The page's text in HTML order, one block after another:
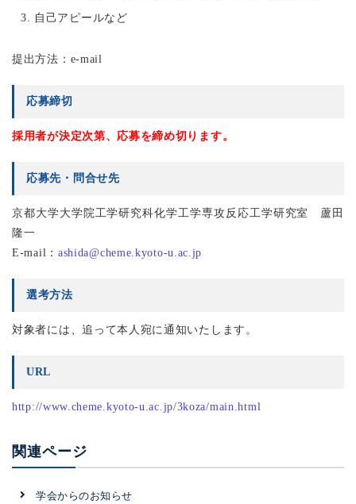
自己アピールなど
提出方法：e-mail
応募締切
採用者が決定次第、応募を締め切ります。
応募先・問合せ先
京都大学大学院工学研究科化学工学専攻反応工学研究室 蘆田
隆一
E-mail： ashida@cheme.kyoto-u.ac.jp
選考方法
対象者には、追って本人宛に通知いたします。
URL
http://www.cheme.kyoto-u.ac.jp/3koza/main.html
関連ページ
学会からのお知らせ